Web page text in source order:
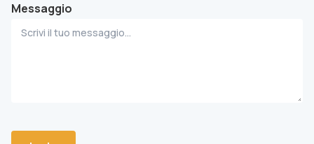
Messaggio